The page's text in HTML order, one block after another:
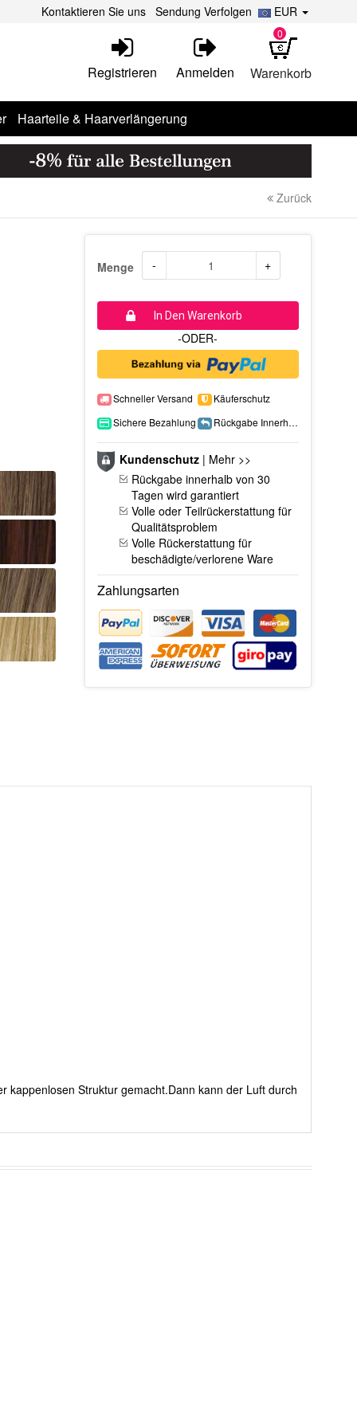
EUR
Kontaktieren Sie uns Sendung Verfolgen
Warenkorb
0
Registrieren Anmelden
Haarteile & Haarverlängerung
Zurück
Menge - +
In Den Warenkorb
-ODER-
Schneller Versand
Käuferschutz
Sichere Bezahlung
Rückgabe Innerhalb 15 Tage
Kundenschutz| Mehr >>
Rückgabe innerhalb von 30
Tagen wird garantiert
Volle oder Teilrückerstattung für
Qualitätsproblem
Volle Rückerstattung für
beschädigte/verlorene Ware
Zahlungsarten
kappenlosen Struktur gemacht.Dann kann der Luft durch